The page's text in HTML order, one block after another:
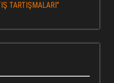
TARTIŞMALARI”